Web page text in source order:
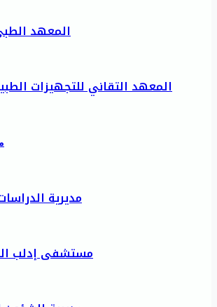
المعهد
المعهد التقاني للتجهيزات
مديرية
مستشفى إدلب